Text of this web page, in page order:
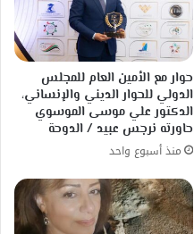
حوار مع الأمين العام للمجلس
الدولي للحوار الديني والإنساني،
الدكتور علي موسى الموسوي
حاورته نرجس عبيد / الدوحة
منذ أسبوع واحد